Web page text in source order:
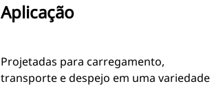
Aplicação
Projetadas para carregamento,
transporte e despejo em uma variedade